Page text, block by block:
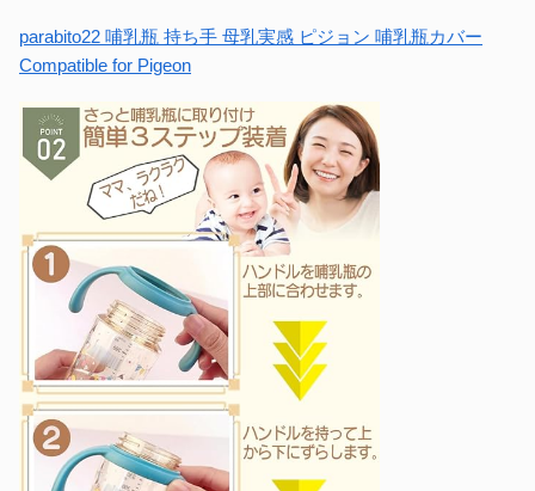
parabito22 哺乳瓶 持ち手 母乳実感 ピジョン 哺乳瓶カバー
Compatible for Pigeon